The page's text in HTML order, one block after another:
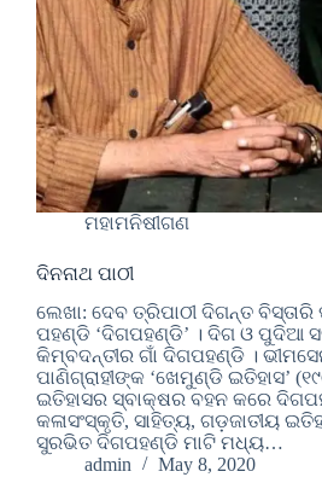
ମହାମନିଷୀଗଣ
ଦିନନାଥ ପାଠୀ
ଲେଖା: ଦେବ ତ୍ରିପାଠୀ ଦିଗନ୍ତ ବିସ୍ତାରି
ପହଣ୍ଡି ‘ଦିଗପହଣ୍ଡି’ । ଦିଗ ଓ ପୁଦିଆ
କିମ୍ବଦନ୍ତୀର ଗାଁ ଦିଗପହଣ୍ଡି ।
ପାଣିଗ୍ରାହୀଙ୍କ ‘ଖେମୁଣ୍ଡି ଇତିହାସ’
ଇତିହାସର ସ୍ବାକ୍ଷର ବହନ କରେ
କଳାସଂସ୍କୃତି, ସାହିତ୍ୟ, ଗଡ଼ଜାତୀୟ
ସୁରଭିତ ଦିଗପହଣ୍ଡି ମାଟି ମଧ୍ୟ…
admin
May 8, 2020